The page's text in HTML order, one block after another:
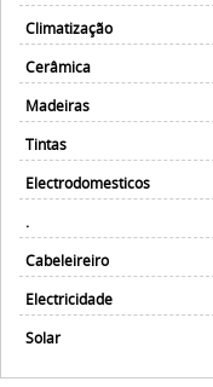
Climatização
Cerâmica
Madeiras
Tintas
Electrodomesticos
.
Cabeleireiro
Electricidade
Solar